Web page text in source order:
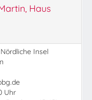
Haus
Insel
Uhr